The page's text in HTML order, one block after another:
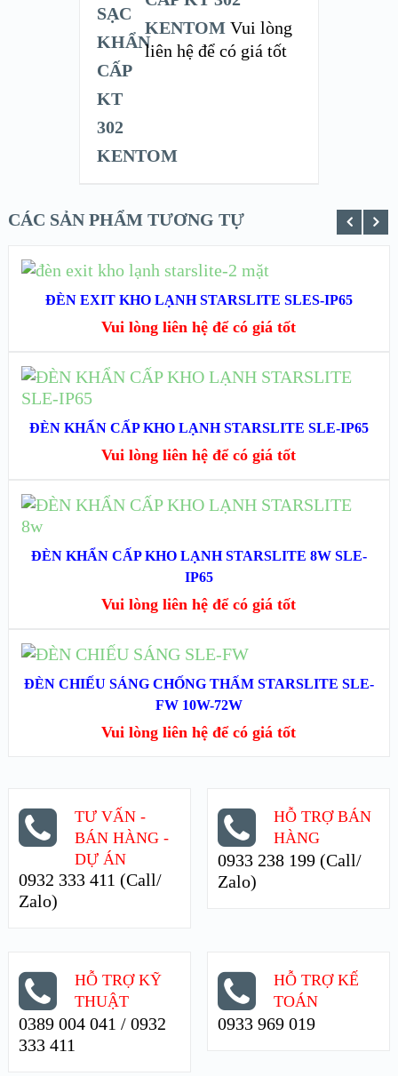
KENTOM Vui lòng
liên hệ để có giá tốt
CÁC SẢN PHẨM TƯƠNG TỰ
XEM NHANH
XEM CHI TIẾT
ĐỌC TIẾP
ĐÈN EXIT KHO LẠNH STARSLITE SLES-IP65
Vui lòng liên hệ để có giá tốt
XEM NHANH
ĐÈN KHẨN CẤP KHO LẠNH STARSLITE SLE-IP65
Vui lòng liên hệ để có giá tốt
XEM NHANH
XEM CHI TIẾT
ĐÈN KHẨN CẤP KHO LẠNH STARSLITE 8W SLE-
IP65
Vui lòng liên hệ để có giá tốt
XEM NHANH
ĐỌC TIẾP
ĐÈN CHIẾU SÁNG CHỐNG THẤM STARSLITE SLE-
FW 10W-72W
Vui lòng liên hệ để có giá tốt
TƯ VẤN -
BÁN HÀNG -
DỰ ÁN
0932 333 411 (Call/
Zalo)
HỖ TRỢ BÁN
HÀNG
0933 238 199 (Call/
Zalo)
HỖ TRỢ KỸ
THUẬT
0389 004 041 / 0932
333 411
HỖ TRỢ KẾ
TOÁN
0933 969 019